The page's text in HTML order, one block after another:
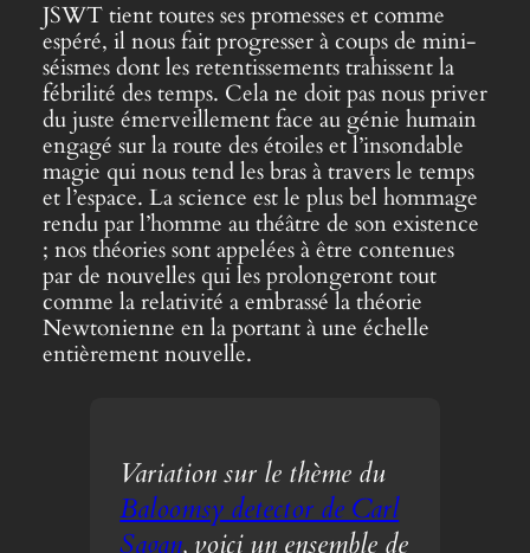
JSWT tient toutes ses promesses et comme
espéré, il nous fait progresser à coups de mini-
séismes dont les retentissements trahissent la
fébrilité des temps. Cela ne doit pas nous priver
du juste émerveillement face au génie humain
engagé sur la route des étoiles et l’insondable
magie qui nous tend les bras à travers le temps
et l’espace. La science est le plus bel hommage
rendu par l’homme au théâtre de son existence
; nos théories sont appelées à être contenues
par de nouvelles qui les prolongeront tout
comme la relativité a embrassé la théorie
Newtonienne en la portant à une échelle
entièrement nouvelle.
Variation sur le thème du
Baloomsy detector de Carl
Sagan, voici un ensemble de